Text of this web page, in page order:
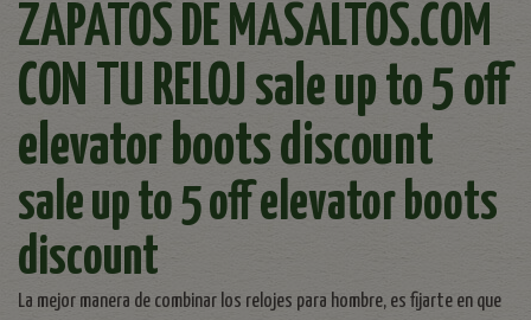
ZAPATOS DE MASALTOS.COM
CON TU RELOJ sale up to 5 off
elevator boots discount
sale up to 5 off elevator boots
discount
La mejor manera de combinar los relojes para hombre, es fijarte en que